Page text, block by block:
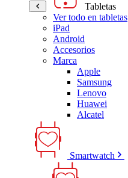
Tabletas
Ver todo en tabletas
iPad
Android
Accesorios
Marca
Apple
Samsung
Lenovo
Huawei
Alcatel
Smartwatch